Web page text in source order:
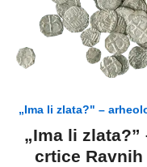
„Ima li zlata?" –
„Ima li
crtice